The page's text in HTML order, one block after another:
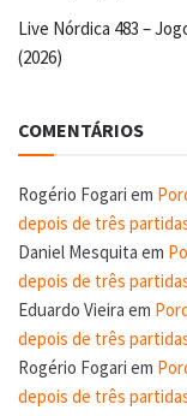
Live Nórdica 483 –
(2026)
COMENTÁRIOS
Rogério Fogari em
depois de três
Daniel Mesquita em
depois de três
Eduardo Vieira em
depois de três
Rogério Fogari em
depois de três